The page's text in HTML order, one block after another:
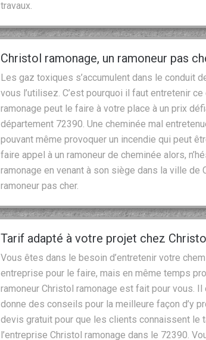
travaux.
Christol ramonage, un ramoneur pas
Les gaz toxiques s’accumulent dans le conduit
vous l’utilisez. C’est pourquoi il faut entretenir
ramonage peut le faire à votre place à un prix
département 72390. Une cheminée mal
pouvant même provoquer un incendie qui peut
faire appel à un ramoneur de cheminée alors,
ramonage en venant à son siège dans la ville de
ramoneur pas cher.
Tarif adapté à votre projet chez
Vous êtes dans le besoin d’entretenir votre
entreprise pour le faire, mais en même temps
ramoneur Christol ramonage est fait pour vous.
donne des conseils pour la meilleure façon d’y
devis gratuit pour que les clients connaissent le
l’entreprise Christol ramonage dans le 72390.